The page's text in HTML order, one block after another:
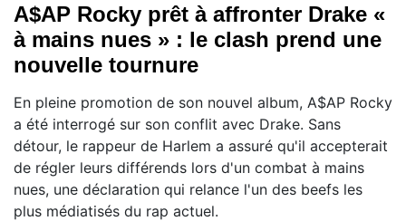
A$AP Rocky prêt à affronter Drake «
à mains nues » : le clash prend une
nouvelle tournure
En pleine promotion de son nouvel album, A$AP Rocky
a été interrogé sur son conflit avec Drake. Sans
détour, le rappeur de Harlem a assuré qu'il accepterait
de régler leurs différends lors d'un combat à mains
nues, une déclaration qui relance l'un des beefs les
plus médiatisés du rap actuel.